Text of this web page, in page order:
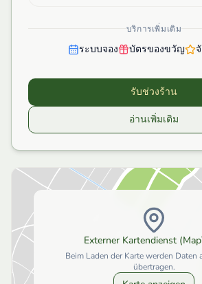
บริการเพิ่มเติม
ระบบจอง บัตรของขวัญ
รับช่วงร้าน
อ่านเพิ่มเติม
Externer Kartendienst
Beim Laden der Karte werden Daten
übertragen.